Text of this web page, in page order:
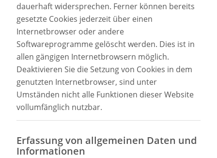
dauerhaft widersprechen. Ferner können bereits
gesetzte Cookies jederzeit über einen
Internetbrowser oder andere
Softwareprogramme gelöscht werden. Dies ist in
allen gängigen Internetbrowsern möglich.
Deaktivieren Sie die Setzung von Cookies in dem
genutzten Internetbrowser, sind unter
Umständen nicht alle Funktionen dieser Website
vollumfänglich nutzbar.
Erfassung von allgemeinen Daten und
Informationen